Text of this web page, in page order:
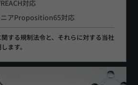
対応
ニアProposition65対応
する規制法令と、それらに対する当社
ます。